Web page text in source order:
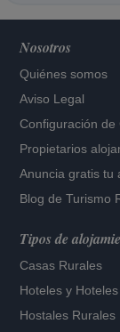
Nosotros
Quiénes somos
Aviso Legal
Configuración de
Propietarios
Anuncia gratis tu
Blog de Turismo
Tipos de
Casas Rurales
Hoteles y
Hostales Rurales